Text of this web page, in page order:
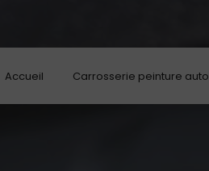
Accueil Carrosserie peinture auto